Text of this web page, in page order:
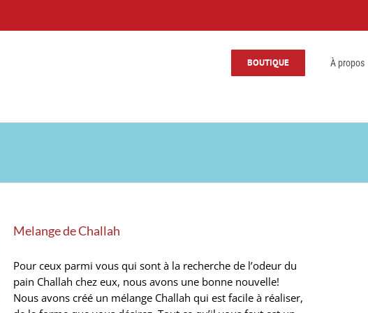
BOUTIQUE À propos
Melange de Challah
Pour ceux parmi vous qui sont à la recherche de l’odeur du
pain Challah chez eux, nous avons une bonne nouvelle!
Nous avons créé un mélange Challah qui est facile à réaliser,